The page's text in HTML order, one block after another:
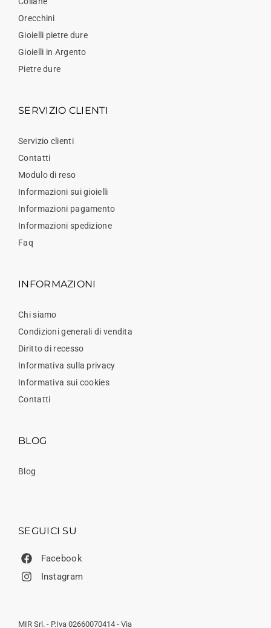
Orecchini
Gioielli pietre dure
Gioielli in Argento
Pietre dure
SERVIZIO CLIENTI
Servizio clienti
Contatti
Modulo di reso
Informazioni sui gioielli
Informazioni pagamento
Informazioni spedizione
Faq
INFORMAZIONI
Chi siamo
Condizioni generali di vendita
Diritto di recesso
Informativa sulla privacy
Informativa sui cookies
Contatti
BLOG
Blog
SEGUICI SU
Facebook
Instagram
MIR Srl. - P.Iva 02660070414 - Via